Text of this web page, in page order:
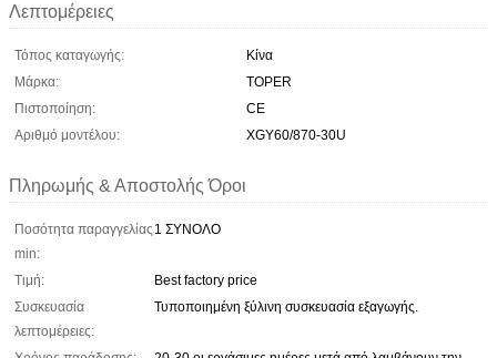
Λεπτομέρειες
Τόπος καταγωγής:
Κίνα
Μάρκα:
TOPER
Πιστοποίηση:
CE
Αριθμό μοντέλου:
XGY60/870-30U
Πληρωμής & Αποστολής Όροι
Ποσότητα παραγγελίας
min:
1 ΣΥΝΟΛΟ
Τιμή:
Best factory price
Συσκευασία
λεπτομέρειες:
Τυποποιημένη ξύλινη συσκευασία εξαγωγής.